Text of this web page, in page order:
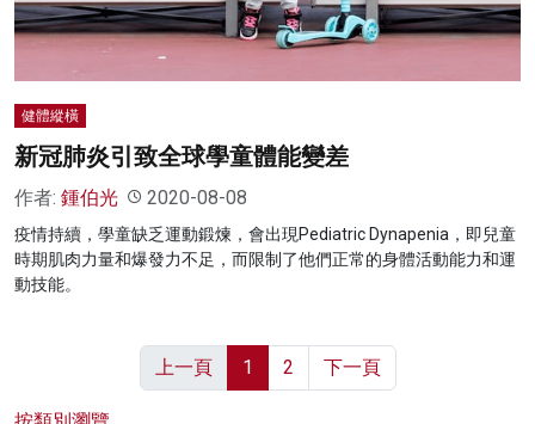
健體縱橫
新冠肺炎引致全球學童體能變差
作者: 鍾伯光 2020-08-08
疫情持續，學童缺乏運動鍛煉，會出現Pediatric Dynapenia，即兒童
時期肌肉力量和爆發力不足，而限制了他們正常的身體活動能力和運
動技能。
上一頁 1 2 下一頁